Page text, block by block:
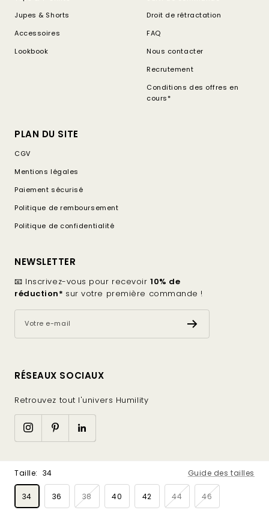
Taille: 34 Guide des tailles
34 36 38 40 42 44 46
Jupes & Shorts
Accessoires
Lookbook
Droit de rétractation
FAQ
Nous contacter
Recrutement
Conditions des offres en
cours*
PLAN DU SITE
CGV
Mentions légales
Paiement sécurisé
Politique de remboursement
Politique de confidentialité
NEWSLETTER
📧 Inscrivez-vous pour recevoir10% de
réduction* sur votre première commande !
Votre e-mail
RÉSEAUX SOCIAUX
Retrouvez tout l'univers Humility